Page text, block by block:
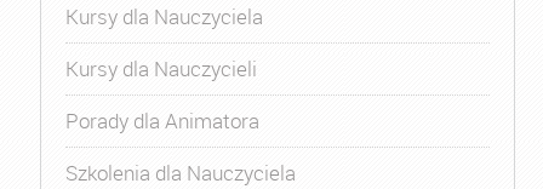
Kursy dla Nauczyciela
Kursy dla Nauczycieli
Porady dla Animatora
Szkolenia dla Nauczyciela